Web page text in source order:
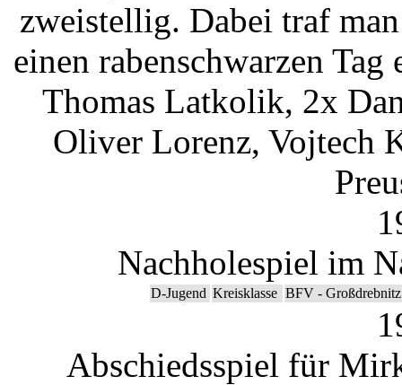
zweistellig. Dabei traf
einen rabenschwarzen
Thomas Latkolik, 2x
Oliver Lorenz, Vojtech
Nachholespiel im
D-Jugend Kreisklasse BFV -
Abschiedsspiel für